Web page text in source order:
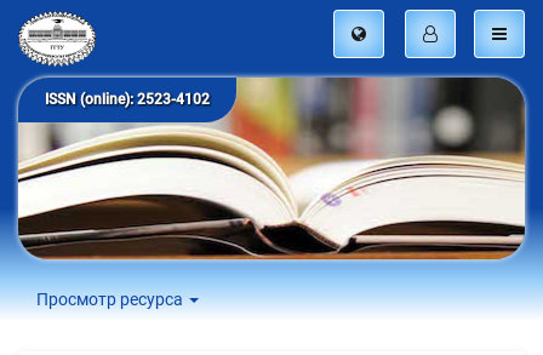
ISSN (online): 2523-4102
Просмотр ресурса